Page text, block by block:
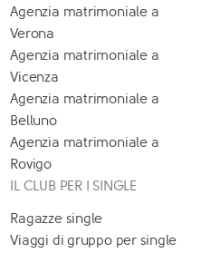
Agenzia matrimoniale a
Verona
Agenzia matrimoniale a
Vicenza
Agenzia matrimoniale a
Belluno
Agenzia matrimoniale a
Rovigo
IL CLUB PER I SINGLE
Ragazze single
Viaggi di gruppo per single